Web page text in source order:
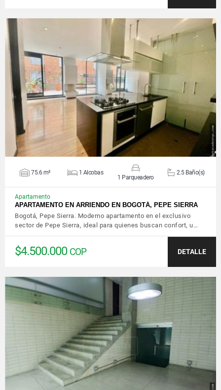
VER DETALLES
75.6 m² 1 Alcobas
1 Parqueadero
2.5 Baño(s)
Apartamento
APARTAMENTO EN ARRIENDO EN BOGOTÁ, PEPE SIERRA
Bogotá, Pepe Sierra. Moderno apartamento en el exclusivo
sector de Pepe Sierra, ideal para quienes buscan confort, u…
$4.500.000 COP DETALLE
VER DETALLES